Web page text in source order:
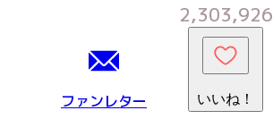
ファンレター
2,303,926
いいね！